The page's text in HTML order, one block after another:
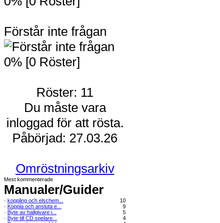
Förstår inte frågan
0% [0 Röster]
Röster: 11
Du måste vara
inloggad för att rösta.
Påbörjad: 27.03.26
Omröstningsarkiv
Mest kommenterade
Manualer/Guider
· koppling och elschem...
10
· Koppla och ansluta e...
9
· Byte av hallgivare i...
5
· Byte till CD spelare...
4